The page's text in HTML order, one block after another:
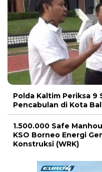
Polda Kaltim Periksa 9
Pencabulan di Kota
1.500.000 Safe
KSO Borneo Energi
Konstruksi (WRK)